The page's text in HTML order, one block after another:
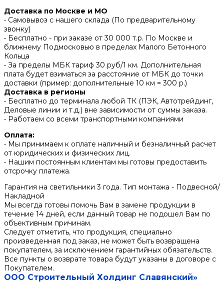
Доставка по Москве и МО
• Самовывоз с нашего склада (По предварительному
звонку)
• Бесплатно - при заказе от 30 000 т.р. По Москве и
ближнему Подмосковью в пределах Малого Бетонного
Кольца
• За пределы МБК тариф 30 руб/1 км. Дополнительная
плата будет взиматься за расстояние от МБК до точки
доставки (пример: дополнительные 10 км = 300 р.)
Доставка в регионы
• Бесплатно до терминала любой ТК (ПЭК, Автотрейдинг,
Деловые линии и т.д.) вне зависимости от суммы заказа.
• Работаем со всеми транспортными компаниями
Оплата:
• Мы принимаем к оплате наличный и безналичный расчет
от юридических и физических лиц.
• Нашим постоянным клиентам мы готовы предоставить
отсрочку платежа.
Гарантия на светильники 3 года. Тип монтажа - Подвесной/
Накладной
Мы всегда готовы помочь Вам в замене продукции в
течение 14 дней, если данный товар не подошел Вам по
объективным причинам.
Следует отметить, что продукция, специально
произведенная под заказ, не может быть возвращена
покупателем, за исключением гарантийных обязательств.
Все пункты о возврате товара будут указаны в договоре с
Покупателем.
ООО Строительный Холдинг Славянский»